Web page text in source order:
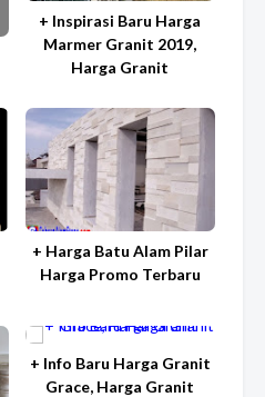
+ Inspirasi Baru Harga
Marmer Granit 2019,
Harga Granit
+ Harga Batu Alam Pilar
Harga Promo Terbaru
+ Info Baru Harga Granit
Grace, Harga Granit